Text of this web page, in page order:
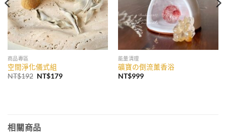
商品專區
空間淨化儀式組
NT$192 原
NT$179目
能量清理
礦寶の倒流薰香浴
NT$999
相關商品